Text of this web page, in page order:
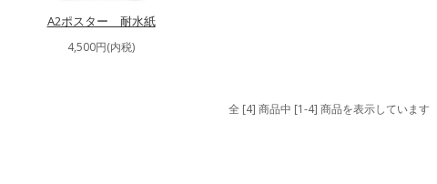
A2ポスター 耐水紙
4,500円(内税)
全 [4] 商品中 [1-4] 商品を表示しています